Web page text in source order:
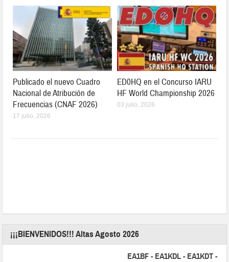
Publicado el nuevo Cuadro
Nacional de Atribución de
Frecuencias (CNAF 2026)
17 julio, 2026
ED0HQ en el Concurso IARU
HF World Championship 2026
03 julio, 2026
¡¡¡BIENVENIDOS!!! Altas Agosto 2026
EA1BF - EA1KDL - EA1KDT -